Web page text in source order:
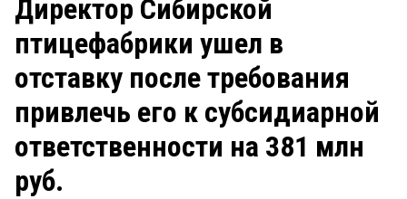
ЗАКОН
НОВОСТИ КОМПАНИЙ
СТИЛЬ ЖИЗНИ
Рейтинги
Блоги
Архив
Директор Сибирской
птицефабрики ушел в
отставку после требования
привлечь его к субсидиарной
ответственности на 381 млн
руб.